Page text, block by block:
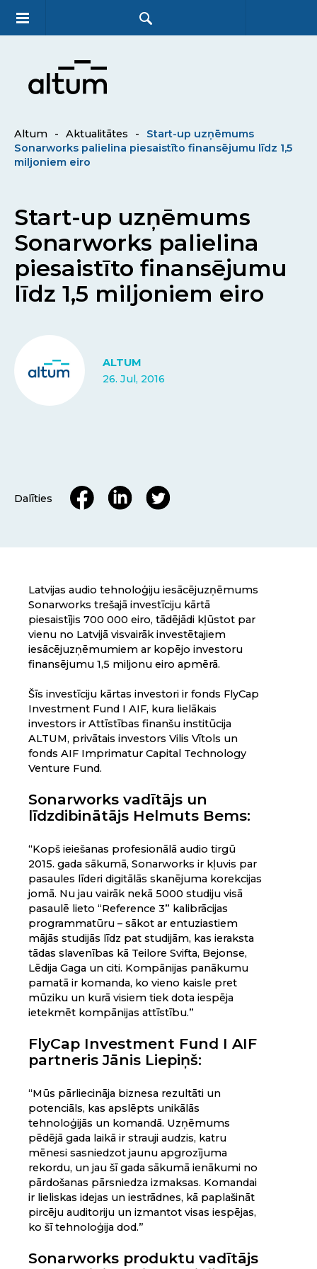
Altum - Aktualitātes -
Start-up uzņēmums
Sonarworks palielina piesaistīto finansējumu līdz 1,5
miljoniem eiro
Start-up uzņēmums
Sonarworks palielina
piesaistīto finansējumu
līdz 1,5 miljoniem eiro
ALTUM
26. Jul, 2016
Dalīties
Latvijas audio tehnoloģiju iesācējuzņēmums
Sonarworks trešajā investīciju kārtā
piesaistījis 700 000 eiro, tādējādi kļūstot par
vienu no Latvijā visvairāk investētajiem
iesācējuzņēmumiem ar kopējo investoru
finansējumu 1,5 miljonu eiro apmērā.
Šīs investīciju kārtas investori ir fonds FlyCap
Investment Fund I AIF, kura lielākais
investors ir Attīstības finanšu institūcija
ALTUM, privātais investors Vilis Vītols un
fonds AIF Imprimatur Capital Technology
Venture Fund.
Sonarworks vadītājs un
līdzdibinātājs Helmuts Bems:
“Kopš ieiešanas profesionālā audio tirgū
2015. gada sākumā, Sonarworks ir kļuvis par
pasaules līderi digitālās skanējuma korekcijas
jomā. Nu jau vairāk nekā 5000 studiju visā
pasaulē lieto “Reference 3” kalibrācijas
programmatūru – sākot ar entuziastiem
mājās studijās līdz pat studijām, kas ieraksta
tādas slavenības kā Teilore Svifta, Bejonse,
Lēdija Gaga un citi. Kompānijas panākumu
pamatā ir komanda, ko vieno kaisle pret
mūziku un kurā visiem tiek dota iespēja
ietekmēt kompānijas attīstību.”
FlyCap Investment Fund I AIF
partneris Jānis Liepiņš:
“Mūs pārliecināja biznesa rezultāti un
potenciāls, kas apslēpts unikālās
tehnoloģijās un komandā. Uzņēmums
pēdējā gada laikā ir strauji audzis, katru
mēnesi sasniedzot jaunu apgrozījuma
rekordu, un jau šī gada sākumā ienākumi no
pārdošanas pārsniedza izmaksas. Komandai
ir lieliskas idejas un iestrādnes, kā paplašināt
pircēju auditoriju un izmantot visas iespējas,
ko šī tehnoloģija dod.”
Sonarworks produktu vadītājs